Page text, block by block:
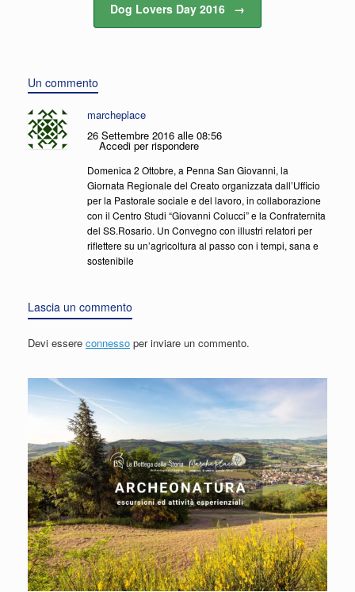
Dog Lovers Day 2016 →
Un commento
marcheplace
26 Settembre 2016 alle 08:56
Accedi per rispondere
Domenica 2 Ottobre, a Penna San Giovanni, la
Giornata Regionale del Creato organizzata dall’Ufficio
per la Pastorale sociale e del lavoro, in collaborazione
con il Centro Studi “Giovanni Colucci” e la Confraternita
del SS.Rosario. Un Convegno con illustri relatori per
riflettere su un’agricoltura al passo con i tempi, sana e
sostenibile
Lascia un commento
Devi essere connesso per inviare un commento.